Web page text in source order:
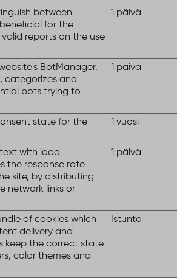
between
for the
reports on the use
1 päivä
BotManager.
categorizes and
bots trying to
1 päivä
state for the
1 vuosi
with load
the response rate
site, by distributing
network links or
1 päivä
of cookies which
delivery and
keep the correct state
color themes and
Istunto